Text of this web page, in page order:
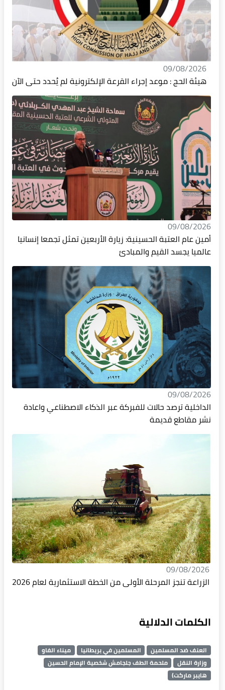
09/08/2026
هيئة الحج : موعد إجراء القرعة الإلكترونية لم يُحدد حتى الآن
09/08/2026
أمين عام العتبة الحسينية: زيارة الأربعين تمثل تجمعا إنسانيا
عالميا يجسد القيم والمبادئ
09/08/2026
الداخلية ترصد حالات للفبركة عبر الذكاء الاصطناعي واعادة
نشر مقاطع قديمة
09/08/2026
الزراعة تنجز المرحلة الأولى من الخطة الاستثمارية لعام 2026
الكلمات الدلالية
العنف ضد المسلمين المسلمين في بريطانيا
ميناء الفاو
وزارة النقل
ملحمة الطف جلجامش شخصية الإمام الحسين
هايبر ماركت)